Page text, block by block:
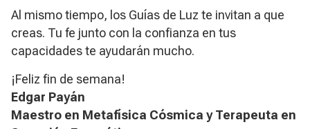
Al mismo tiempo, los Guías de Luz te invitan a que
creas. Tu fe junto con la confianza en tus
capacidades te ayudarán mucho.
¡Feliz fin de semana!
Edgar Payán
Maestro en Metafísica Cósmica y Terapeuta en